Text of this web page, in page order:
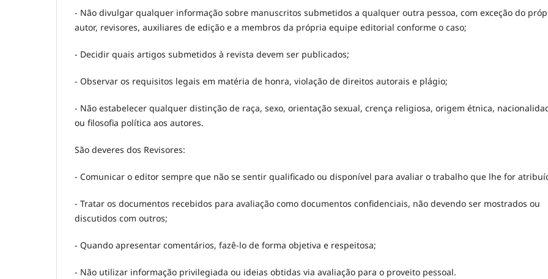
- Não divulgar qualquer informação sobre manuscritos submetidos a qualquer outra pessoa, com exceção do
autor, revisores, auxiliares de edição e a membros da própria equipe editorial conforme o caso;
- Decidir quais artigos submetidos à revista devem ser publicados;
- Observar os requisitos legais em matéria de honra, violação de direitos autorais e plágio;
- Não estabelecer qualquer distinção de raça, sexo, orientação sexual, crença religiosa, origem étnica,
ou filosofia política aos autores.
São deveres dos Revisores:
- Comunicar o editor sempre que não se sentir qualificado ou disponível para avaliar o trabalho que lhe for
- Tratar os documentos recebidos para avaliação como documentos confidenciais, não devendo ser mostrados ou
discutidos com outros;
- Quando apresentar comentários, fazê-lo de forma objetiva e respeitosa;
- Não utilizar informação privilegiada ou ideias obtidas via avaliação para o proveito pessoal.